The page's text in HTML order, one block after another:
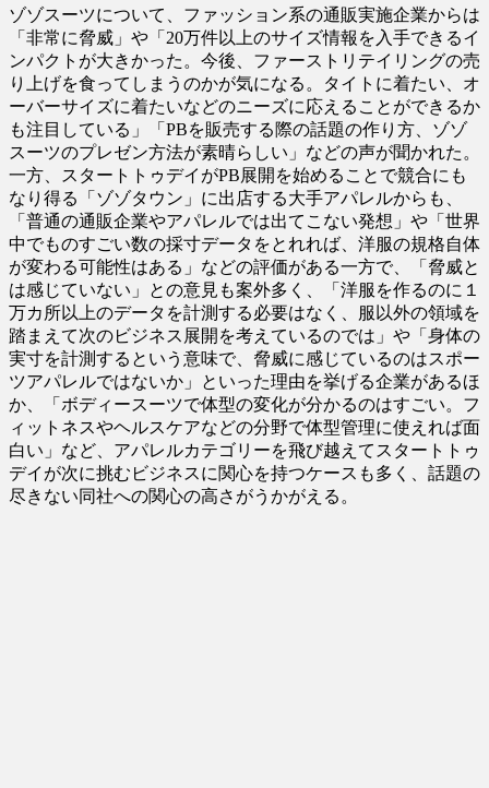
ゾゾスーツについて、ファッション系の通販実施企業からは
「非常に脅威」や「20万件以上のサイズ情報を入手できるイ
ンパクトが大きかった。今後、ファーストリテイリングの売
り上げを食ってしまうのかが気になる。タイトに着たい、オ
ーバーサイズに着たいなどのニーズに応えることができるか
も注目している」「PBを販売する際の話題の作り方、ゾゾ
スーツのプレゼン方法が素晴らしい」などの声が聞かれた。
一方、スタートトゥデイがPB展開を始めることで競合にも
なり得る「ゾゾタウン」に出店する大手アパレルからも、
「普通の通販企業やアパレルでは出てこない発想」や「世界
中でものすごい数の採寸データをとれれば、洋服の規格自体
が変わる可能性はある」などの評価がある一方で、「脅威と
は感じていない」との意見も案外多く、「洋服を作るのに１
万カ所以上のデータを計測する必要はなく、服以外の領域を
踏まえて次のビジネス展開を考えているのでは」や「身体の
実寸を計測するという意味で、脅威に感じているのはスポー
ツアパレルではないか」といった理由を挙げる企業があるほ
か、「ボディースーツで体型の変化が分かるのはすごい。フ
ィットネスやヘルスケアなどの分野で体型管理に使えれば面
白い」など、アパレルカテゴリーを飛び越えてスタートトゥ
デイが次に挑むビジネスに関心を持つケースも多く、話題の
尽きない同社への関心の高さがうかがえる。